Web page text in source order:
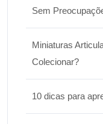
Sem
Miniaturas
Colecionar?
10 dicas para